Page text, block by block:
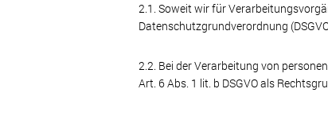
2.1. Soweit wir für
Datenschutzgrundverordnung
2.2. Bei der Verarbeitung von
Art. 6 Abs. 1 lit. b DSGVO als